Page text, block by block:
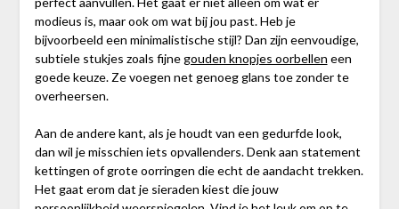
modieus is, maar ook om wat bij jou past. Heb je
bijvoorbeeld een minimalistische stijl? Dan zijn eenvoudige,
subtiele stukjes zoals fijnegouden knopjes oorbellen een
goede keuze. Ze voegen net genoeg glans toe zonder te
overheersen.
Aan de andere kant, als je houdt van een gedurfde look,
dan wil je misschien iets opvallenders. Denk aan statement
kettingen of grote oorringen die echt de aandacht trekken.
Het gaat erom dat je sieraden kiest die jouw